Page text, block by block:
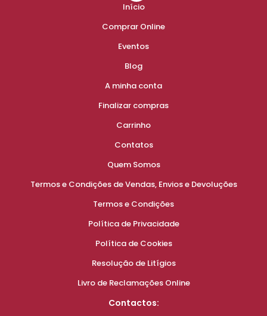
Início
Comprar Online
Eventos
Blog
A minha conta
Finalizar compras
Carrinho
Contatos
Quem Somos
Termos e Condições de Vendas, Envios e Devoluções
Termos e Condições
Política de Privacidade
Política de Cookies
Resolução de Litígios
Livro de Reclamações Online
Contactos: